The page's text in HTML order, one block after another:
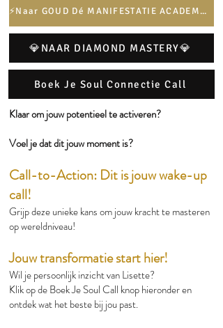
⚡️Naar GOUD Dé MANIFESTATIE ACADEMY⚡️
💎NAAR DIAMOND MASTERY💎
Boek Je Soul Connectie Call
Klaar om jouw potentieel te activeren?
Voel je dat dit jouw moment is?
Call-to-Action: Dit is jouw wake-up
call!
Grijp deze unieke kans om jouw kracht te masteren
op wereldniveau!
Jouw transformatie start hier!
Wil je persoonlijk inzicht van Lisette?
Klik op de Boek Je Soul Call knop hieronder en
ontdek wat het beste bij jou past.